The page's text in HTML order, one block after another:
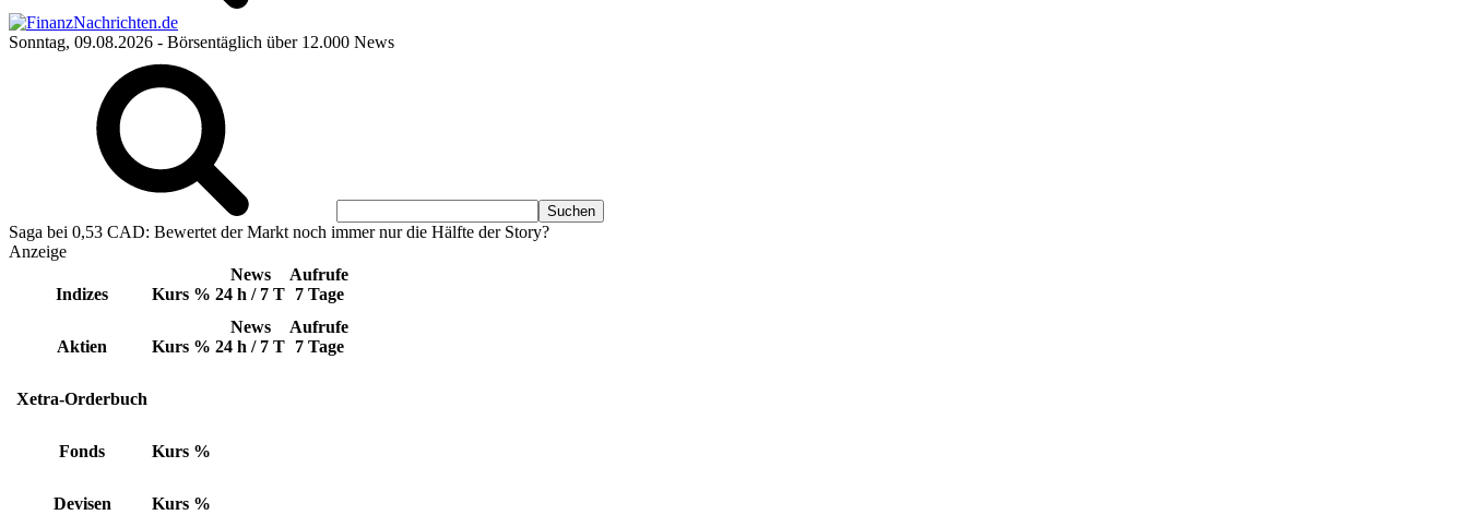
Sonntag, 09.08.2026 - Börsentäglich über 12.000 News
Saga bei 0,53 CAD: Bewertet der Markt noch immer nur die Hälfte der Story?
Anzeige
Indizes Kurs %
News
24 h / 7 T
Aufrufe
7 Tage
Aktien Kurs %
News
24 h / 7 T
Aufrufe
7 Tage
Xetra-Orderbuch
Fonds Kurs %
Devisen Kurs %